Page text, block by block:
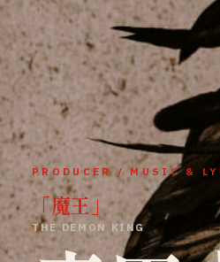
PRODUCER / MUSIC &
「魔王」
THE DEMON KING